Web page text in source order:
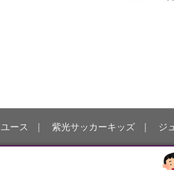
ース 紫光サッカーキッズ ジ